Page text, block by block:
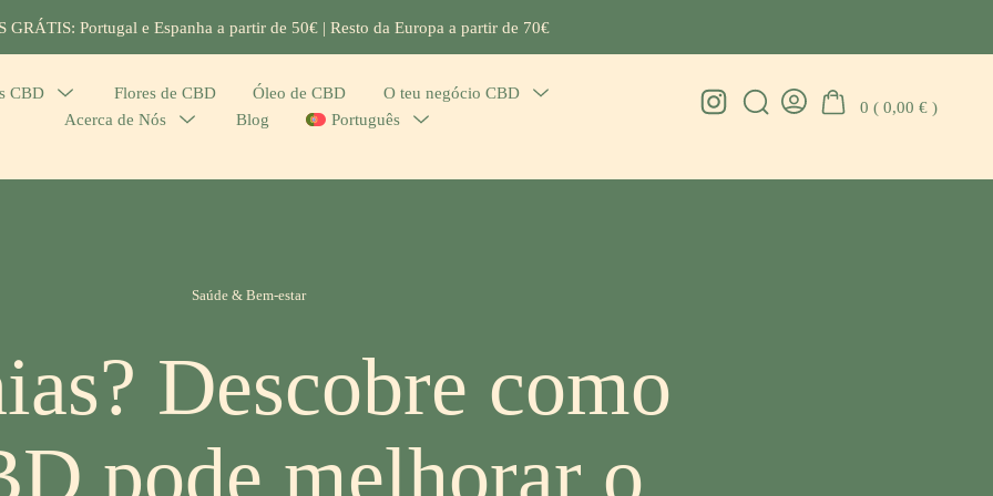
GRÁTIS: Portugal e Espanha a partir de 50€ | Resto da Europa a partir de 70€
CBD
Menu
Toggle
Flores de CBD Óleo de CBD O teu negócio CBD
Menu
Acerca de Nós
Menu
Blog Português
Menu
Instagram
Search
Go
My
0 ( 0,00€ )
Categories
Saúde & Bem-estar
Descobre como
pode melhorar o